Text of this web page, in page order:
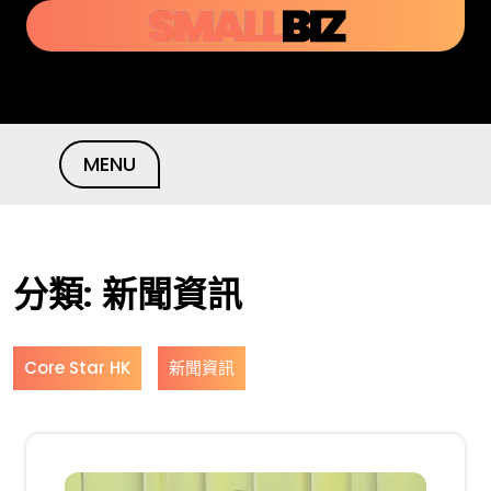
content
MENU
分類: 新聞資訊
Core Star HK 新聞資訊